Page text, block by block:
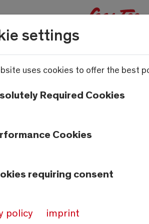
-
settings
uses cookies to offer the best
Required Cookies
Cookies
requiring consent
policy imprint